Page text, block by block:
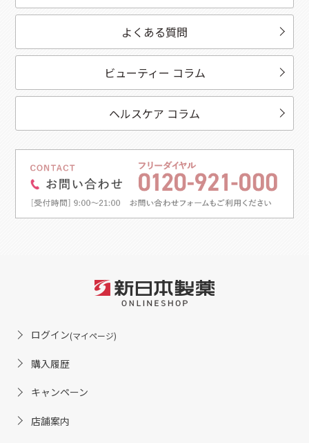
よくある質問
ビューティー コラム
ヘルスケア コラム
ログイン(マイページ)
購入履歴
キャンペーン
店舗案内